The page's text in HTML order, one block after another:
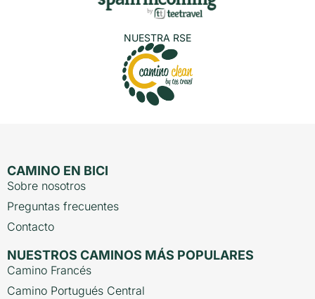
NUESTRA RSE
CAMINO EN BICI
Sobre nosotros
Preguntas frecuentes
Contacto
NUESTROS CAMINOS MÁS POPULARES
Camino Francés
Camino Portugués Central